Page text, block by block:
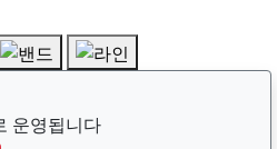
운영됩니다